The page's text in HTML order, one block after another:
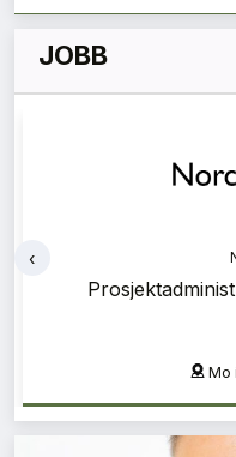
JOBB
Erfaren
‹